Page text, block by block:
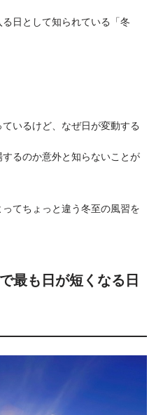
日として知られている「冬
いるけど、なぜ日が変動する
るのか意外と知らないことが
てちょっと違う冬至の風習を
最も日が短くなる日